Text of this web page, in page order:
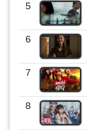
5
6
7
8